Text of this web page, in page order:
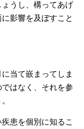
うし、構ってあげ
影響を及ぼすこと
当て嵌まってしま
はなく、それを参
患を個別に知るこ